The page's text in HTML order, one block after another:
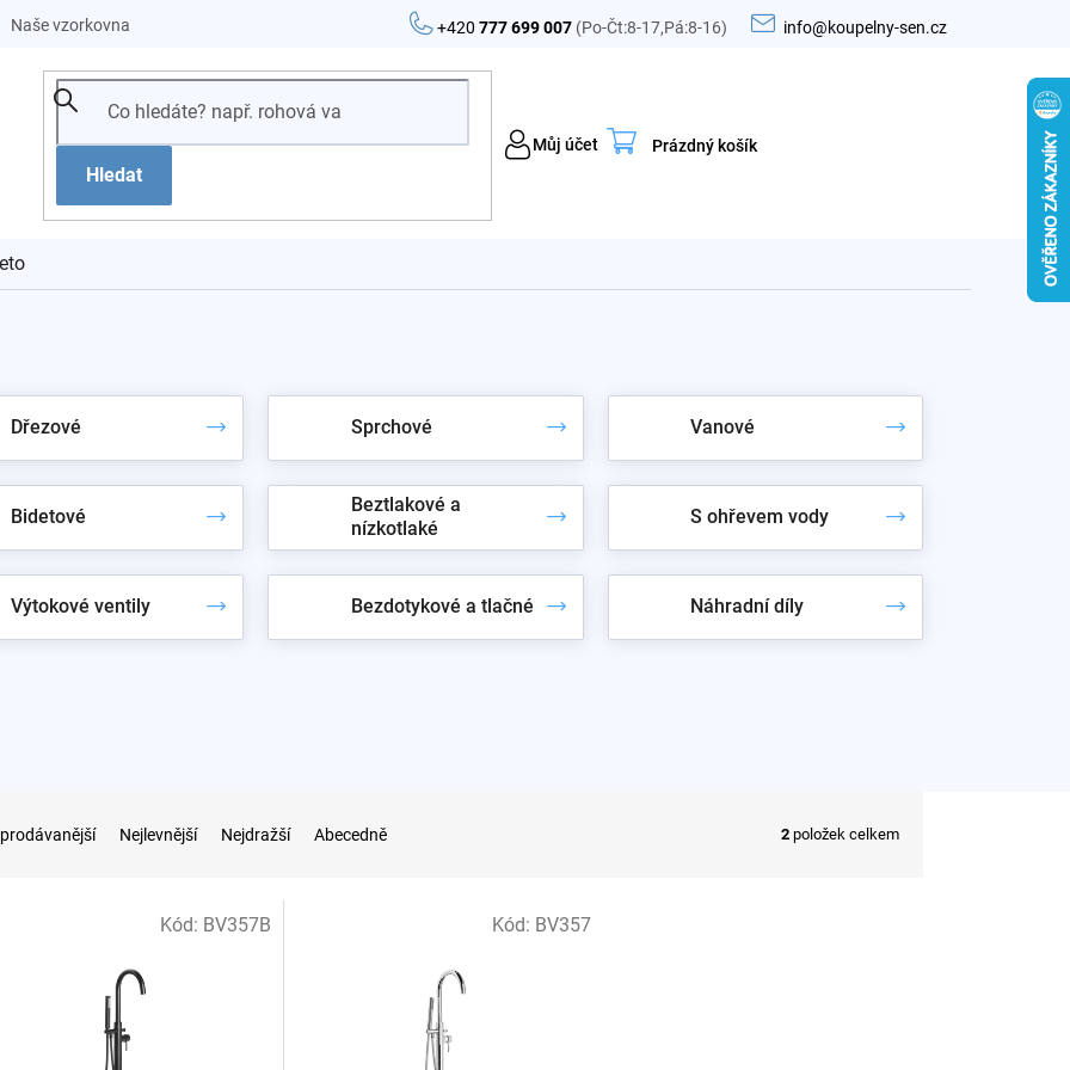
+420777 699 007 (Po-Čt:8-17,Pá:8-16) info@koupelny-sen.cz
Naše vzorkovna
Hledat
Můj účet
Nákupní
Prázdný košík
Dřezové Sprchové Vanové
Bidetové
Beztlakové a
nízkotlaké
S ohřevem vody
Výtokové ventily Bezdotykové a tlačné Náhradní díly
Nejlevnější Nejdražší Abecedně 2 položek celkem
Kód: BV357B Kód: BV357